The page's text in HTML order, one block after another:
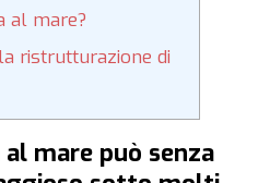
al mare?
ristrutturazione di
al mare può senza